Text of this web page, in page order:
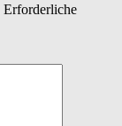
Erforderliche